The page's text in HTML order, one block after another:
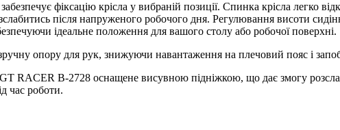
фіксацію крісла у вибраній позиції. Спинка крісла легко
після напруженого робочого дня. Регулювання висоти
ідеальне положення для вашого столу або робочої поверхні.
опору для рук, знижуючи навантаження на плечовий пояс і
GT RACER B-2728 оснащене висувною підніжкою, що дає змогу
час роботи.